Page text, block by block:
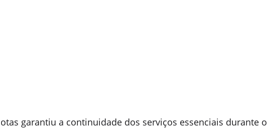
garantiu a continuidade dos serviços essenciais durante o